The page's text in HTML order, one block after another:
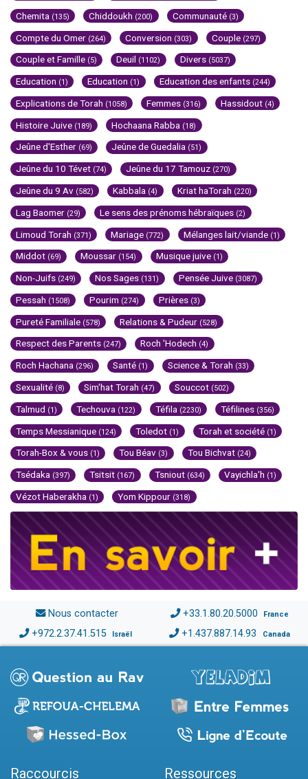
Chemita (135) Chiddoukh (200) Communauté (3)
Compte du Omer (264) Conversion (303) Couple (297)
Couple et Famille (5) Deuil (1102) Divers (5037)
Education (1) Education (1) Education des enfants (244)
Explications de Torah (1058) Femmes (316) Hassidout (4)
Histoire Juive (189) Hochaana Rabba (18)
Jeûne d'Esther (69) Jeûne de Guedalia (51)
Jeûne du 10 Tévet (74) Jeûne du 17 Tamouz (270)
Jeûne du 9 Av (582) Kabbala (4) Kriat haTorah (220)
Lag Baomer (29) Le sens des prénoms hébraïques (2)
Limoud Torah (371) Mariage (772) Mélanges lait/viande (1)
Middot (69) Moussar (154) Musique juive (1)
Non-Juifs (249) Nos Sages (131) Pensée Juive (3087)
Pessah (1508) Pourim (274) Prières (3)
Pureté Familiale (578) Relations & Pudeur (528)
Respect des Parents (247) Roch 'Hodech (4)
Roch Hachana (296) Santé (1) Science & Torah (33)
Sexualité (8) Sim'hat Torah (47) Souccot (502)
Talmud (1) Techouva (122) Téfila (2230) Téfilines (356)
Temps Messianique (124) Toledot (1) Torah et société (1)
Torah-Box & vous (1) Tou Béav (3) Tou Bichvat (24)
Tsédaka (397) Tsitsit (167) Tsniout (634) Vayichla'h (1)
Vézot Haberakha (1) Yom Kippour (318)
Nous contacter +33.1.80.20.5000 France
+972.2.37.41.515 Israël +1.437.887.14.93 Canada
Raccourcis Ressources